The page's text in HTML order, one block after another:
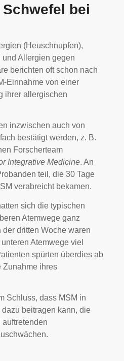
bei
(Heuschnupfen),
Allergien gegen
berichten oft schon nach
Einnahme von einer
ihrer allergischen
inzwischen auch von
bestätigt werden, z. B.
Forscherteam
Integrative Medicine. An
teil, die 30 Tage
verabreicht bekamen.
sich die typischen
Atemwege ganz
dritten Woche waren
Atemwege viel
spürten überdies ab
Zunahme ihres
Schluss, dass MSM in
beitragen kann, die